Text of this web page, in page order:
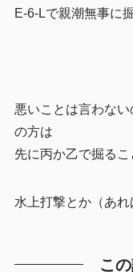
E-6-Lで親潮無事に
悪いことは言わな
の方は
先に丙か乙で掘るこ
水上打撃とか（あ
こ